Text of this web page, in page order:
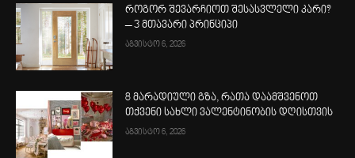
როგორ შევარჩიოთ შესასვლელი კარი?
– 3 მთავარი პრინციპი
აგვისტო 6, 2026
8 მარადიული გზა, რათა დაამშვენოთ
თქვენი სახლი ვალენტინობის დღისთვის
აგვისტო 6, 2026